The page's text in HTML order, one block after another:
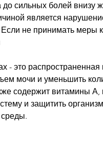
сильных болей внизу
является
не принимать меры
- это
мочи и уменьшить
содержит витамины А,
и защитить